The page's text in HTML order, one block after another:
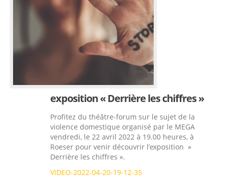
exposition « Derrière les chiffres »
Profitez du théâtre-forum sur le sujet de la
violence domestique organisé par le MEGA
vendredi, le 22 avril 2022 à 19.00 heures, à
Roeser pour venir découvrir l’exposition »
Derrière les chiffres ».
VIDEO-2022-04-20-19-12-35